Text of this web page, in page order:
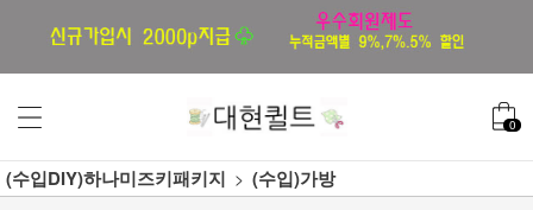
0
(수입DIY)하나미즈키패키지 (수입)가방